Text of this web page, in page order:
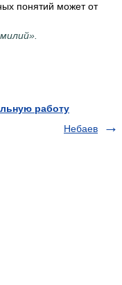
понятий может от
работу
Небаев